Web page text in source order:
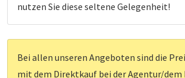
nutzen Sie diese seltene Gelegenheit!
Bei allen unseren Angeboten sind die
mit dem Direktkauf bei der Agentur/